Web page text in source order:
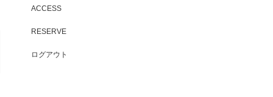
ACCESS
RESERVE
ログアウト